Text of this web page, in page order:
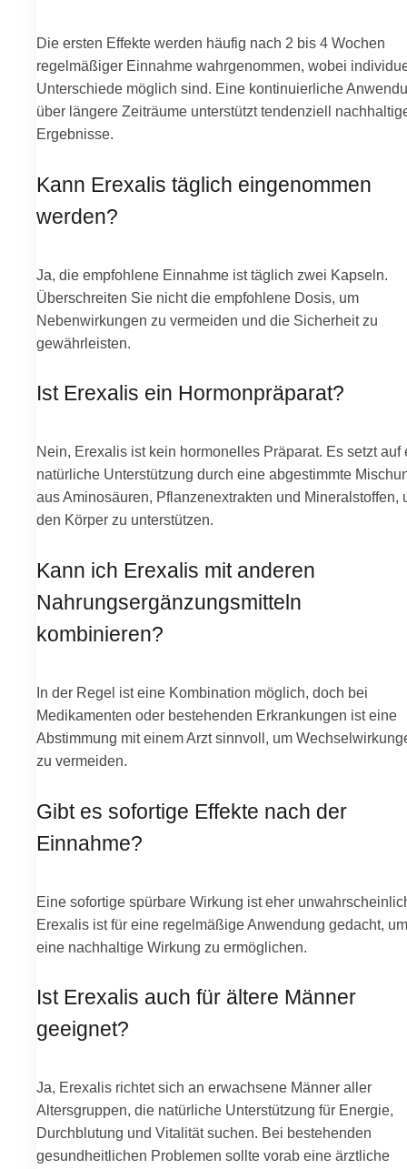
Die ersten Effekte werden häufig nach 2 bis 4 Wochen
regelmäßiger Einnahme wahrgenommen, wobei
Unterschiede möglich sind. Eine kontinuierliche
über längere Zeiträume unterstützt tendenziell
Ergebnisse.
Kann Erexalis täglich eingenommen
werden?
Ja, die empfohlene Einnahme ist täglich zwei Kapseln.
Überschreiten Sie nicht die empfohlene Dosis, um
Nebenwirkungen zu vermeiden und die Sicherheit zu
gewährleisten.
Ist Erexalis ein Hormonpräparat?
Nein, Erexalis ist kein hormonelles Präparat. Es setzt auf
natürliche Unterstützung durch eine abgestimmte
aus Aminosäuren, Pflanzenextrakten und Mineralstoffen,
den Körper zu unterstützen.
Kann ich Erexalis mit anderen
Nahrungsergänzungsmitteln
kombinieren?
In der Regel ist eine Kombination möglich, doch bei
Medikamenten oder bestehenden Erkrankungen ist eine
Abstimmung mit einem Arzt sinnvoll, um
zu vermeiden.
Gibt es sofortige Effekte nach der
Einnahme?
Eine sofortige spürbare Wirkung ist eher
Erexalis ist für eine regelmäßige Anwendung gedacht, um
eine nachhaltige Wirkung zu ermöglichen.
Ist Erexalis auch für ältere Männer
geeignet?
Ja, Erexalis richtet sich an erwachsene Männer aller
Altersgruppen, die natürliche Unterstützung für Energie,
Durchblutung und Vitalität suchen. Bei bestehenden
gesundheitlichen Problemen sollte vorab eine ärztliche